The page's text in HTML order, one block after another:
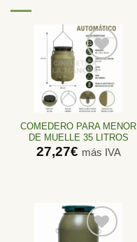
Añadir
a la
lista de
COMEDERO PARA MENOR
DE MUELLE 35 LITROS
27,27€ más IVA